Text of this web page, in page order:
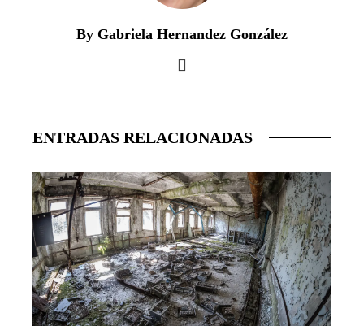
By Gabriela Hernandez González
ENTRADAS RELACIONADAS